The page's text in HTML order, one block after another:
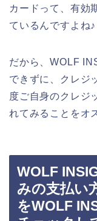
カードって、有効
ているんですよね♪
だから、WOLF
できずに、クレジ
度ご自身のクレジ
れてみることをオ
WOLF
みの支払い
をWOLF